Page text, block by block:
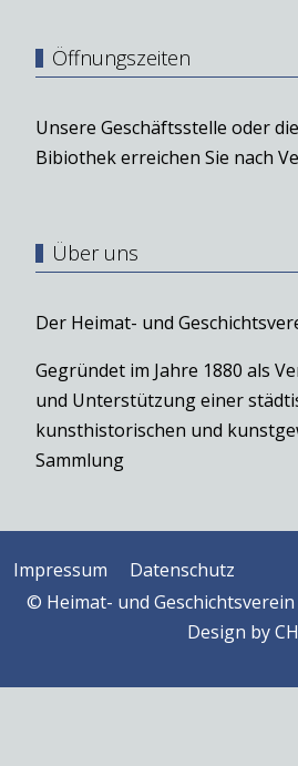
Öffnungszeiten
Unsere Geschäftsstelle oder
Bibiothek erreichen Sie nach
Über uns
Der Heimat- und
Gegründet im Jahre 1880 als
und Unterstützung einer
kunsthistorischen und
Sammlung
Impressum
Datenschutz
© Heimat- und Geschichtsverein
Design by